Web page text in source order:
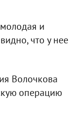
и
что у нее
Волочкова
операцию